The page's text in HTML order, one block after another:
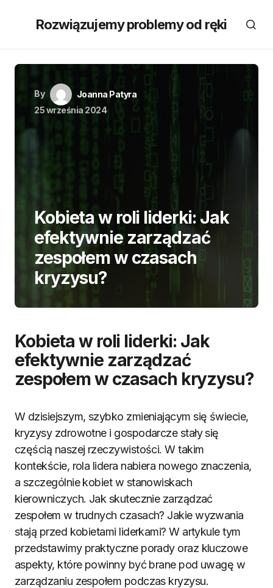
Rozwiązujemy problemy od ręki
By
Joanna Patyra
25 września 2024
Kobieta w roli liderki: Jak
efektywnie zarządzać
zespołem w czasach
kryzysu?
Kobieta w roli liderki: Jak
efektywnie zarządzać
zespołem w czasach kryzysu?
W dzisiejszym, szybko zmieniającym się świecie,
kryzysy zdrowotne i gospodarcze stały się
częścią naszej rzeczywistości. W takim
kontekście, rola lidera nabiera nowego znaczenia,
a szczególnie kobiet w stanowiskach
kierowniczych. Jak skutecznie zarządzać
zespołem w trudnych czasach? Jakie wyzwania
stają przed kobietami liderkami? W artykule tym
przedstawimy praktyczne porady oraz kluczowe
aspekty, które powinny być brane pod uwagę w
zarządzaniu zespołem podczas kryzysu.